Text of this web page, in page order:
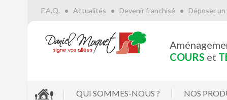
F.A.Q. Actualités Devenir franchisé Déposer un
COURS et
QUI SOMMES-NOUS ? NOS